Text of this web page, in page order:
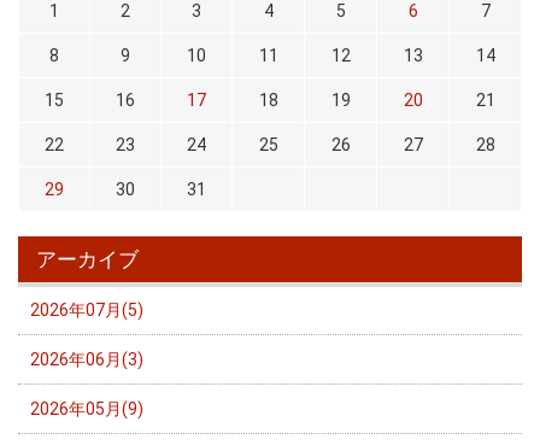
1 2 3 4 5 6 7
8 9 10 11 12 13 14
15 16 17 18 19 20 21
22 23 24 25 26 27 28
29 30 31
アーカイブ
2026年07月(5)
2026年06月(3)
2026年05月(9)